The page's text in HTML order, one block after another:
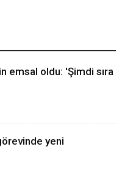
emsal oldu: 'Şimdi sıra
yeni